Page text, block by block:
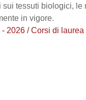
tessuti biologici, le
in vigore.
2026 / Corsi di